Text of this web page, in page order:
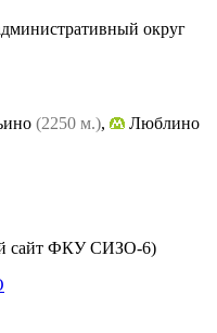
округ
(2250 м.),
Люблино
сайт ФКУ СИЗО-6)